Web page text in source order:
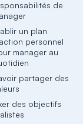
de
un plan
personnel
manager au
partager des
des objectifs